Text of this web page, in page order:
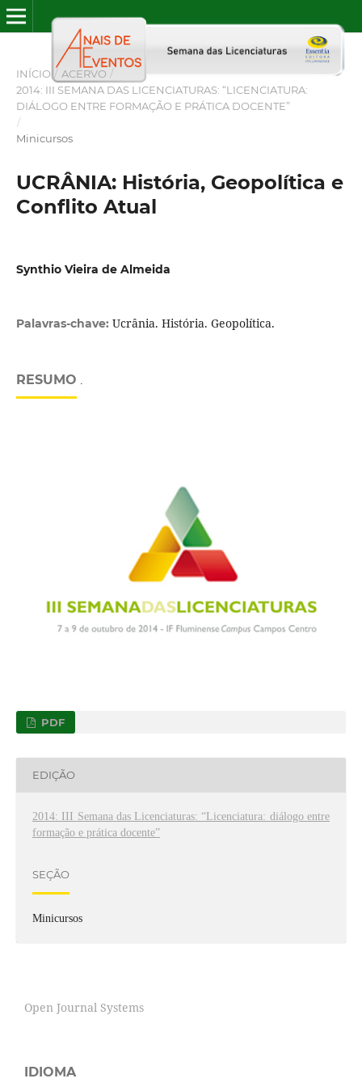
INÍCIO / ACERVO /
2014: III SEMANA DAS LICENCIATURAS: “LICENCIATURA:
DIÁLOGO ENTRE FORMAÇÃO E PRÁTICA DOCENTE”
/
Minicursos
UCRÂNIA: História, Geopolítica e
Conflito Atual
Synthio Vieira de Almeida
Palavras-chave: Ucrânia. História. Geopolítica.
RESUMO .
PDF
EDIÇÃO
2014: III Semana das Licenciaturas: “Licenciatura: diálogo entre
formação e prática docente”
SEÇÃO
Minicursos
Open Journal Systems
IDIOMA